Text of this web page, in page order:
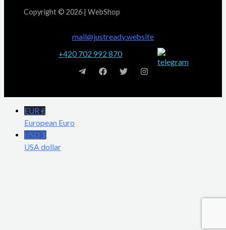
Copyright © 2026 | WebShop
mail@justready.website
+420 702 992 870
EUR €
European Euro
USD $
USA dollar